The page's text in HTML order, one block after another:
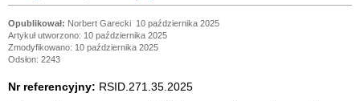
Norbert Garecki 10 października 2025
Artykuł utworzono: 10 października 2025
Zmodyfikowano: 10 października 2025
Odsłon: 2243
Nr referencyjny: RSID.271.35.2025